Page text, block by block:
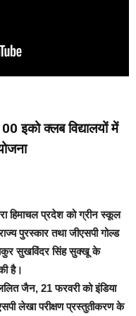
इको क्लब विद्यालयों में
हिमाचल प्रदेश को ग्रीन स्कूल
पुरस्कार तथा जीएसपी गोल्ड
सुखविंदर सिंह सुक्खू के
है।
जैन, 21 फरवरी को इंडिया
लेखा परीक्षण प्रस्तुतीकरण के